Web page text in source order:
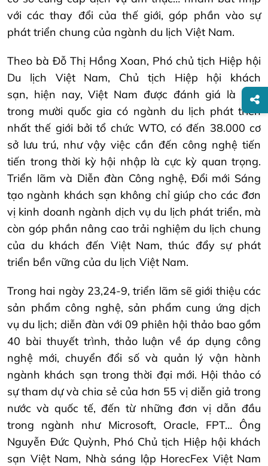
với các thay đổi của thế giới, góp phần vào sự
phát triển chung của ngành du lịch Việt Nam.
Theo bà Đỗ Thị Hồng Xoan, Phó chủ tịch Hiệp hội
Du lịch Việt Nam, Chủ tịch Hiệp hội khách
sạn, hiện nay, Việt Nam được đánh giá là một
trong mười quốc gia có ngành du lịch phát triển
nhất thế giới bởi tổ chức WTO, có đến 38.000 cơ
sở lưu trú, như vậy việc cần đến công nghệ tiến
tiến trong thời kỳ hội nhập là cực kỳ quan trọng.
Triển lãm và Diễn đàn Công nghệ, Đổi mới Sáng
tạo ngành khách sạn không chỉ giúp cho các đơn
vị kinh doanh ngành dịch vụ du lịch phát triển, mà
còn góp phần nâng cao trải nghiệm du lịch chung
của du khách đến Việt Nam, thúc đẩy sự phát
triển bền vững của du lịch Việt Nam.
Trong hai ngày 23,24-9, triển lãm sẽ giới thiệu các
sản phẩm công nghệ, sản phẩm cung ứng dịch
vụ du lịch; diễn đàn với 09 phiên hội thảo bao gồm
40 bài thuyết trình, thảo luận về áp dụng công
nghệ mới, chuyển đổi số và quản lý vận hành
ngành khách sạn trong thời đại mới. Hội thảo có
sự tham dự và chia sẻ của hơn 55 vị diễn giả trong
nước và quốc tế, đến từ những đơn vị dẫn đầu
trong ngành như Microsoft, Oracle, FPT… Ông
Nguyễn Đức Quỳnh, Phó Chủ tịch Hiệp hội khách
sạn Việt Nam, Nhà sáng lập HorecFex Việt Nam